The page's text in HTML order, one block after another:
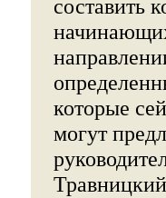
составить
которые
могут